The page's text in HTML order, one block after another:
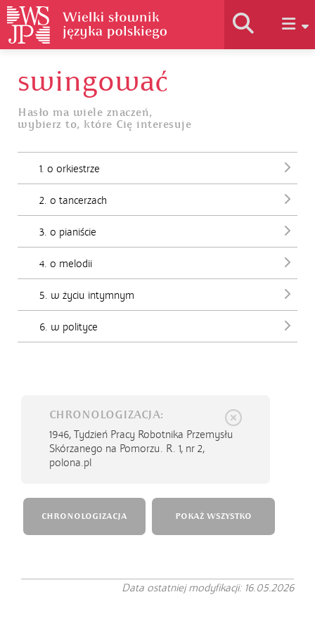
Historia słownika
Jak korzystać
swingować
Hasło ma wiele znaczeń,
wybierz to, które Cię interesuje
1. o orkiestrze
2. o tancerzach
3. o pianiście
4. o melodii
5. w życiu intymnym
6. w polityce
CHRONOLOGIZACJA:
1946, Tydzień Pracy Robotnika Przemysłu
Skórzanego na Pomorzu. R. 1, nr 2,
polona.pl
CHRONOLOGIZACJA POKAŻ WSZYSTKO
Data ostatniej modyfikacji: 16.05.2026